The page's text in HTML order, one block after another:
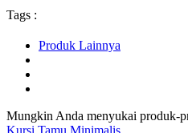
Tags :
Produk Lainnya
Mungkin Anda menyukai produk-
Kursi Tamu Minimalis